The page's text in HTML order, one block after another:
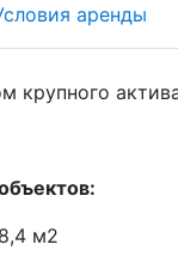
аренды
крупного
м2